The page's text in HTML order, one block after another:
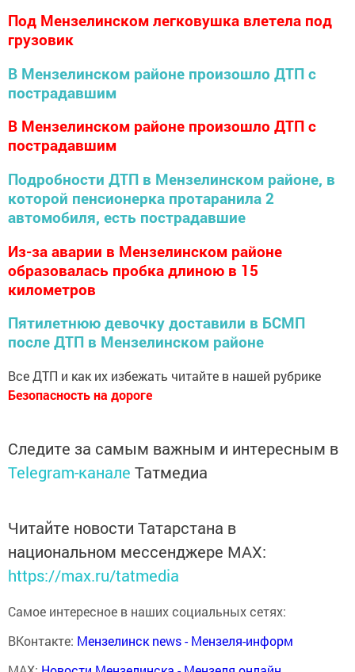
Под Мензелинском легковушка влетела под
грузовик
В Мензелинском районе произошло ДТП с
пострадавшим
В Мензелинском районе произошло ДТП с
пострадавшим
Подробности ДТП в Мензелинском районе, в
которой пенсионерка протаранила 2
автомобиля, есть пострадавшие
Из-за аварии в Мензелинском районе
образовалась пробка длиною в 15
километров
Пятилетнюю девочку доставили в БСМП
после ДТП в Мензелинском районе
Все ДТП и как их избежать читайте в нашей рубрике
Безопасность на дороге
Следите за самым важным и интересным в
Telegram-канале Татмедиа
Читайте новости Татарстана в
национальном мессенджере MАХ:
https://max.ru/tatmedia
Самое интересное в наших социальных сетях:
ВКонтакте: Мензелинск news - Мензеля-информ